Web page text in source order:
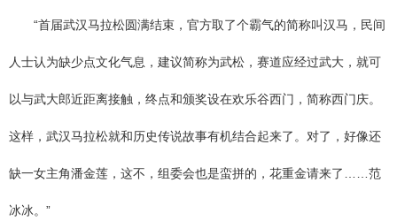
“首届武汉马拉松圆满结束，官方取了个霸气的简称叫汉马，民间
人士认为缺少点文化气息，建议简称为武松，赛道应经过武大，就可
以与武大郎近距离接触，终点和颁奖设在欢乐谷西门，简称西门庆。
这样，武汉马拉松就和历史传说故事有机结合起来了。对了，好像还
缺一女主角潘金莲，这不，组委会也是蛮拼的，花重金请来了……范
冰冰。”